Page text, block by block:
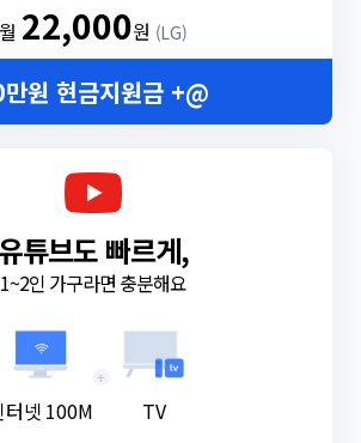
월 22,000원 (LG)
원 현금지원금 +@
유튜브도 빠르게,
1~2인 가구라면 충분해요
터넷 100M
+
TV